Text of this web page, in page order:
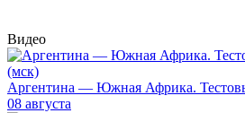
Видео
Аргентина — Южная Африка.
08 августа